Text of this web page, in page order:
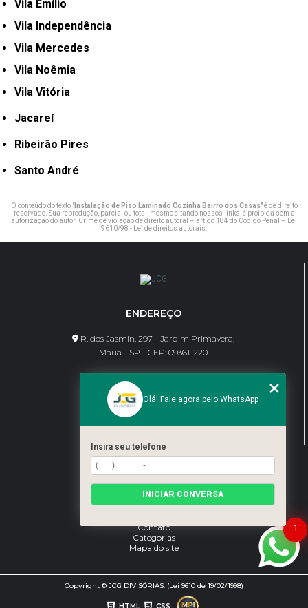
Vila Emílio
Vila Independência
Vila Mercedes
Vila Noêmia
Vila Vitória
Jacareí
Ribeirão Pires
Santo André
O conteúdo do texto "Instalação de Piso Laminado Cozinha Bairro dos Casas" é de direito
reservado. Sua reprodução, parcial ou total, mesmo citando nossos links, é proibida sem a
autorização do autor. Crime de violação de direito autoral – artigo 184 do Código Penal –
Lei
9610/98 - Lei de direitos autorais
ENDEREÇO
R. dos Jasmin, 297 - Jardim Primavera,
Mauá - SP - CEP: 09361-220
CONTATO
(11) 95462-8630
bene@jcgdivisorias.com
Home
Sobre Nós
Serviços
Contato
Categorias
Mapa do site
Copyright © JCG DIVISÓRIAS. (Lei 9610 de 19/02/1998)
1
Olá! Fale agora pelo WhatsApp
Insira seu telefone
INICIAR CONVERSA